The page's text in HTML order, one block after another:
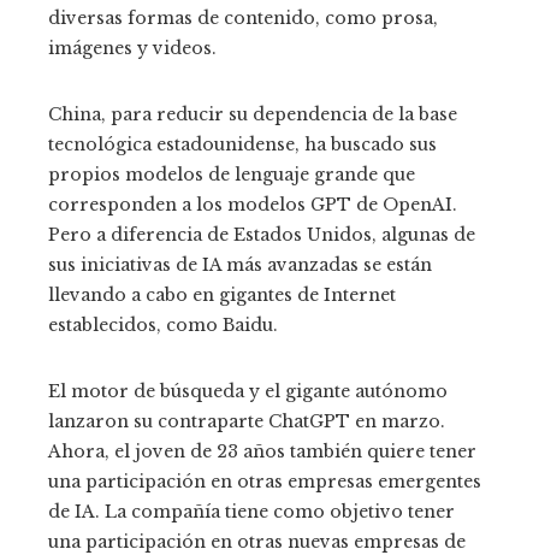
diversas formas de contenido, como prosa,
imágenes y videos.
China, para reducir su dependencia de la base
tecnológica estadounidense, ha buscado sus
propios modelos de lenguaje grande que
corresponden a los modelos GPT de OpenAI.
Pero a diferencia de Estados Unidos, algunas de
sus iniciativas de IA más avanzadas se están
llevando a cabo en gigantes de Internet
establecidos, como Baidu.
El motor de búsqueda y el gigante autónomo
lanzaron su contraparte ChatGPT en marzo.
Ahora, el joven de 23 años también quiere tener
una participación en otras empresas emergentes
de IA. La compañía tiene como objetivo tener
una participación en otras nuevas empresas de